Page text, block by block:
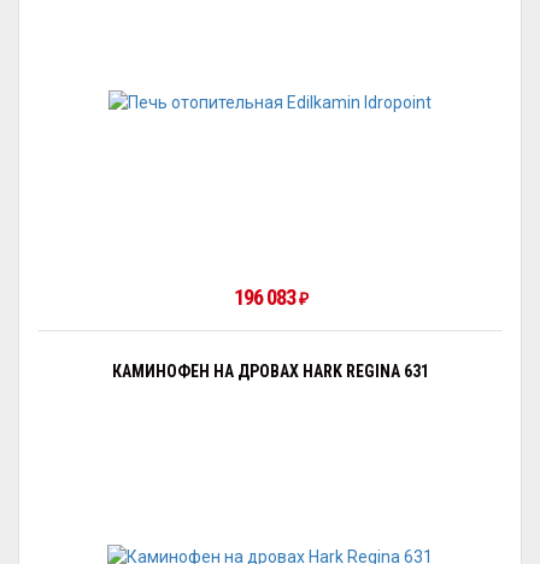
196 083₽
КАМИНОФЕН НА ДРОВАХ HARK REGINA 631